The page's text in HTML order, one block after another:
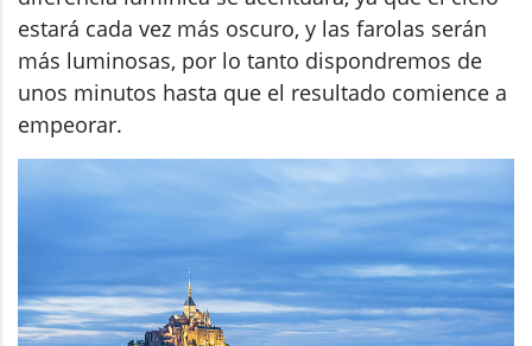
estará cada vez más oscuro, y las farolas serán
más luminosas, por lo tanto dispondremos de
unos minutos hasta que el resultado comience a
empeorar.